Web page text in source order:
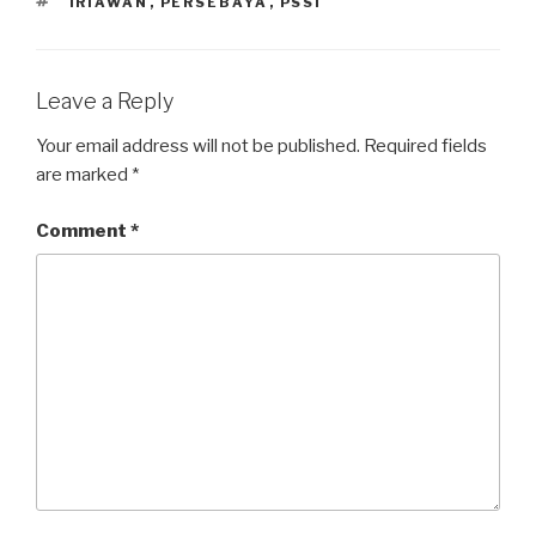
Leave a Reply
Your email address will not be published. Required fields
are marked *
Comment *